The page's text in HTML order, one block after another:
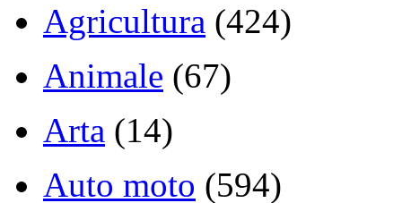
Agricultura (424)
Animale (67)
Arta (14)
Auto moto (594)